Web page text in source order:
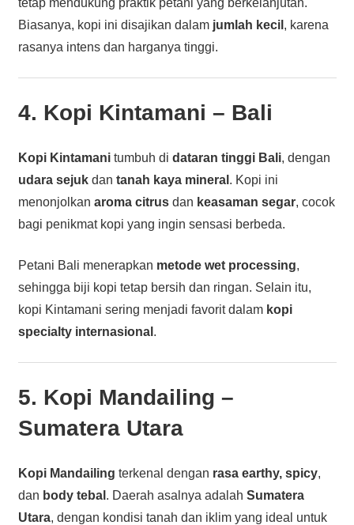
Biasanya, kopi ini disajikan dalam jumlah kecil , karena
rasanya intens dan harganya tinggi.
4. Kopi Kintamani – Bali
Kopi Kintamanitumbuh di dataran tinggi Bali, dengan
udara sejukdan tanah kaya mineral . Kopi ini
menonjolkan aroma citrusdan keasaman segar, cocok
bagi penikmat kopi yang ingin sensasi berbeda.
Petani Bali menerapkan metode wet processing,
sehingga biji kopi tetap bersih dan ringan. Selain itu,
kopi Kintamani sering menjadi favorit dalam kopi
specialty internasional .
5. Kopi Mandailing –
Sumatera Utara
Kopi Mandailing terkenal dengan rasa earthy, spicy,
dan body tebal . Daerah asalnya adalah Sumatera
Utara, dengan kondisi tanah dan iklim yang ideal untuk